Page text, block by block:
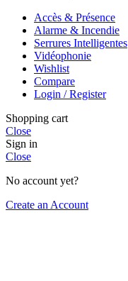
Accès & Présence
Alarme & Incendie
Serrures Intelligentes
Vidéophonie
Wishlist
Compare
Login / Register
Shopping cart
Close
Sign in
Close
No account yet?
Create an Account